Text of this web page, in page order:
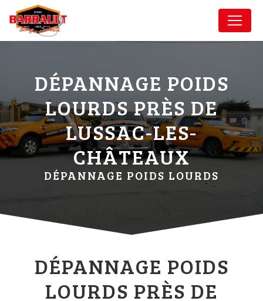
DÉPANNAGE POIDS
LOURDS PRÈS DE
LUSSAC-LES-
CHÂTEAUX
DÉPANNAGE POIDS LOURDS
DÉPANNAGE POIDS
LOURDS PRÈS DE
Panneau de gestion des cookies